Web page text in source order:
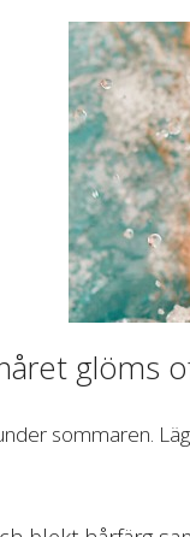
glöms
sommaren.